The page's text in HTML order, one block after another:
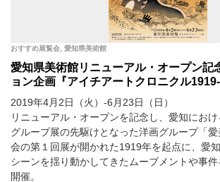
おすすめ展覧会 愛知県美術館
愛知県美術館リニューアル・オープン記
ョン企画『アイチアートクロニクル
美術館
2019年4月2日（火）-6月23日（日）
リニューアル・オープンを記念し、愛知にお
グループ展の先駆けとなった洋画グループ「
会の第１回展が開かれた1919年を起点に、愛
シーンを揺り動かしてきたムーブメントや事
開催。